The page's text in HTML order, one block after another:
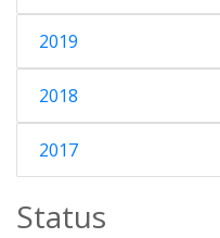
2019
2018
2017
Status